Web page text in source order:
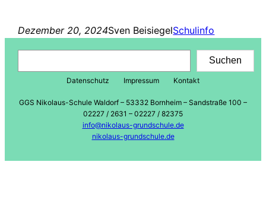
Dezember 20, 2024Sven BeisiegelSchulinfo
Suchen
Datenschutz Impressum Kontakt
GGS Nikolaus-Schule Waldorf – 53332 Bornheim – Sandstraße 100 –
02227 / 2631 – 02227 / 82375
info@nikolaus-grundschule.de
nikolaus-grundschule.de